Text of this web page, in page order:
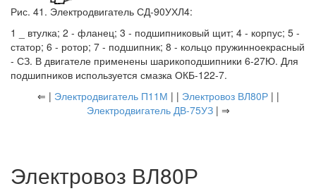
Рис. 41. Электродвигатель СД-90УХЛ4:
1 _ втулка; 2 - фланец; 3 - подшипниковый щит; 4 - корпус; 5 -
статор; 6 - ротор; 7 - подшипник; 8 - кольцо пружинноекрасный
- СЗ. В двигателе применены шарикоподшипники 6-27Ю. Для
подшипников используется смазка ОКБ-122-7.
⇐ | Электродвигатель П11М | | Электровоз ВЛ80Р| |
Электродвигатель ДВ-75УЗ| ⇒
Электровоз ВЛ80Р